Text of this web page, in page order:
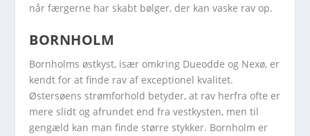
når færgerne har skabt bølger, der kan vaske rav op.
BORNHOLM
Bornholms østkyst, især omkring Dueodde og Nexø, er
kendt for at finde rav af exceptionel kvalitet.
Østersøens strømforhold betyder, at rav herfra ofte er
mere slidt og afrundet end fra vestkysten, men til
gengæld kan man finde større stykker. Bornholm er